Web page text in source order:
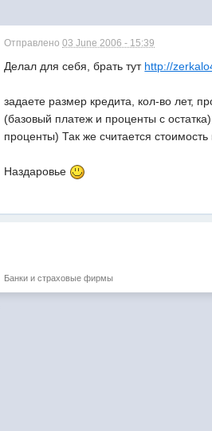
Отправлено03 June 2006 - 15:39
Делал для себя, брать тут http://
задаете размер кредита, кол-во лет,
(базовый платеж и проценты с
проценты) Так же считается
Наздаровье
Банки и страховые фирмы